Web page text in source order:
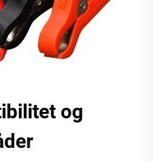
og